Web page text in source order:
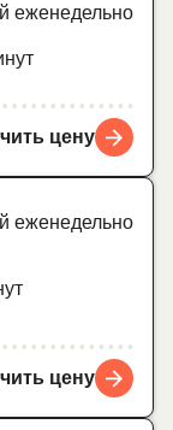
еженедельно
цену
еженедельно
цену